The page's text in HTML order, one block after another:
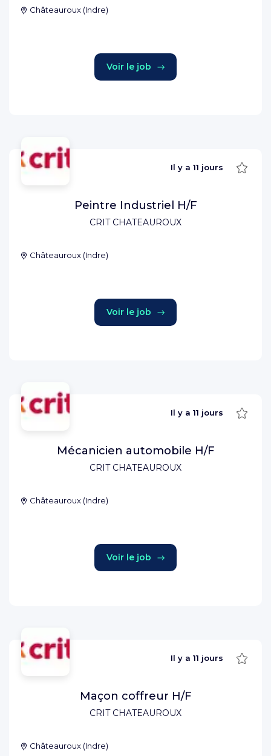
Châteauroux (Indre)
Voir le job
CRIT CHATEAUROUX
Il y a 11 jours
Peintre Industriel H/F
Châteauroux (Indre)
Voir le job
CRIT CHATEAUROUX
Il y a 11 jours
Mécanicien automobile H/F
Châteauroux (Indre)
Voir le job
CRIT CHATEAUROUX
Il y a 11 jours
Maçon coffreur H/F
Châteauroux (Indre)